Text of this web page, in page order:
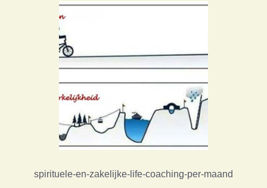
spirituele-en-zakelijke-life-coaching-per-maand